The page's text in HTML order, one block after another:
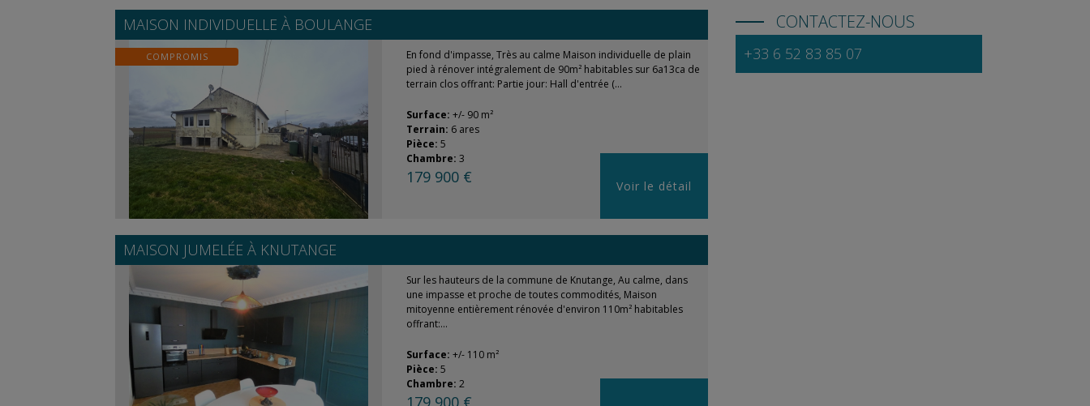
MAISON INDIVIDUELLE À BOULANGE
COMPROMIS
En fond d'impasse, Très au calme Maison individuelle de plain
pied à rénover intégralement de 90m² habitables sur 6a13ca de
terrain clos offrant: Partie jour: Hall d'entrée (...
Surface: +/- 90 m²
Terrain: 6 ares
Pièce: 5
Chambre: 3
179 900 € Voir le détail
MAISON JUMELÉE À KNUTANGE
Sur les hauteurs de la commune de Knutange, Au calme, dans
une impasse et proche de toutes commodités, Maison
mitoyenne entièrement rénovée d'environ 110m² habitables
offrant:...
Surface: +/- 110 m²
Pièce: 5
Chambre: 2
179 900 €
CONTACTEZ-NOUS
+33 6 52 83 85 07